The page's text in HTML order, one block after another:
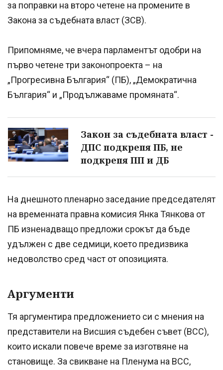
за поправки на второ четене на промените в
Закона за съдебната власт (ЗСВ).
Припомняме, че вчера парламентът одобри на
първо четене три законопроекта – на
„Прогресивна България“ (ПБ), „Демократична
България“ и „Продължаваме промяната“.
Закон за съдебната власт -
ДПС подкрепя ПБ, не
подкрепя ПП и ДБ
На днешното пленарно заседание председателят
на временната правна комисия Янка Тянкова от
ПБ изненадващо предложи срокът да бъде
удължен с две седмици, което предизвика
недоволство сред част от опозицията.
Аргументи
Тя аргументира предложението си с мнения на
представители на Висшия съдебен съвет (ВСС),
които искали повече време за изготвяне на
становище. За свикване на Пленума на ВСС,